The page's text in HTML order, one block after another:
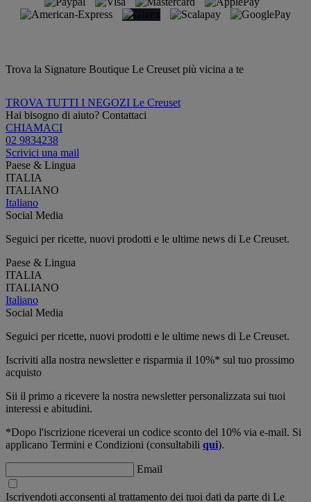
Trova la Signature Boutique Le Creuset più vicina a te
TROVA TUTTI I NEGOZI Le Creuset
Hai bisogno di aiuto? Contattaci
CHIAMACI
02 9834238
Scrivici una mail
Paese & Lingua
ITALIA
ITALIANO
Italiano
Social Media
Seguici per ricette, nuovi prodotti e le ultime news di Le Creuset.
Paese & Lingua
ITALIA
ITALIANO
Italiano
Social Media
Seguici per ricette, nuovi prodotti e le ultime news di Le Creuset.
Iscriviti alla nostra newsletter e risparmia il 10%* sul tuo prossimo
acquisto
Sii il primo a ricevere la nostra newsletter personalizzata sui tuoi
interessi e abitudini.
*Dopo l'iscrizione riceverai un codice sconto del 10% via e-mail. Si
applicano Termini e Condizioni (consultabili qui).
Email
Iscrivendoti acconsenti al trattamento dei tuoi dati da parte di Le